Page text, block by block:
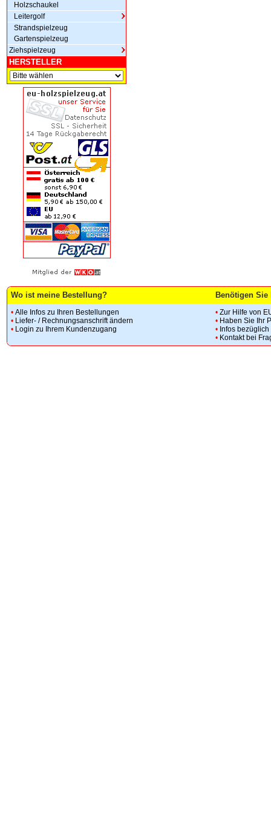
Holzschaukel
Leitergolf
Strandspielzeug
Gartenspielzeug
Ziehspielzeug
HERSTELLER
Wo ist meine Bestellung? Benötigen Sie
• Alle Infos zu Ihren Bestellungen
• Liefer- / Rechnungsanschrift ändern
• Login zu Ihrem Kundenzugang
• Zur Hilfe von
• Haben Sie Ihr
• Infos
• Kontakt bei